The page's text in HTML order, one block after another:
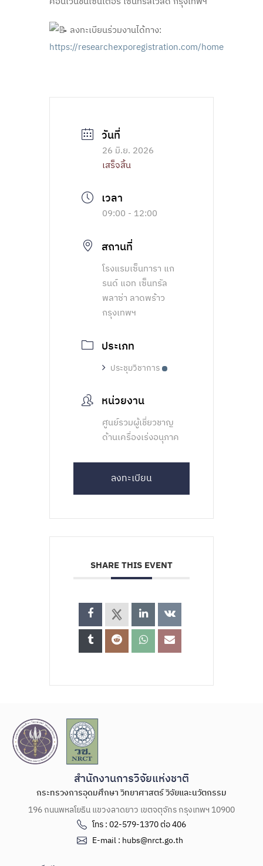
ลงทะเบียนร่วมงานได้ทาง:
https://researchexporegistration.com/home
26 มิ.ย. 2026
เสร็จสิ้น
09:00 - 12:00
สถานที่
โรงแรมเซ็นทารา แก
รนด์ แอท เซ็นทรัล
พลาซ่า ลาดพร้าว
กรุงเทพฯ
ประเภท
ประชุมวิชาการ
หน่วยงาน
ศูนย์รวมผู้เชี่ยวชาญ
ด้านเครื่องเร่งอนุภาค
ลงทะเบียน
SHARE THIS EVENT
สำนักงานการวิจัยแห่งชาติ
กระทรวงการอุดมศึกษา วิทยาศาสตร์ วิจัยและนวัตกรรม
196 ถนนพหลโยธิน แขวงลาดยาว เขตจตุจักร กรุงเทพฯ 10900
โทร : 02-579-1370 ต่อ 406
E-mail : hubs@nrct.go.th